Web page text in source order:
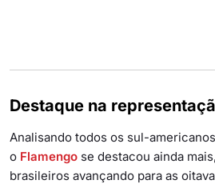
Destaque na
Analisando todos os sul-
o Flamengo se destacou ainda
brasileiros avançando para as